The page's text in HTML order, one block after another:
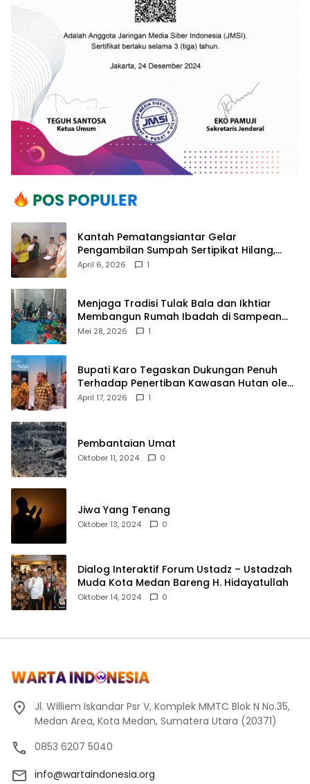
Kantah Pematangsiantar Gelar
Pengambilan Sumpah Sertipikat Hilang,
Perkuat Kepastian Hukum Pertanahan
April 6, 2026 1
Menjaga Tradisi Tulak Bala dan Ikhtiar
Membangun Rumah Ibadah di Sampean
Barat
Mei 28, 2026 1
Bupati Karo Tegaskan Dukungan Penuh
Terhadap Penertiban Kawasan Hutan oleh
Pemerintah Pusat
April 17, 2026 1
Pembantaian Umat
Oktober 11, 2024 0
Jiwa Yang Tenang
Oktober 13, 2024 0
Dialog Interaktif Forum Ustadz – Ustadzah
Muda Kota Medan Bareng H. Hidayatullah
Oktober 14, 2024 0
Jl. Williem Iskandar Psr V, Komplek MMTC Blok N No.35,
Medan Area, Kota Medan, Sumatera Utara (20371)
0853 6207 5040
info@wartaindonesia.org